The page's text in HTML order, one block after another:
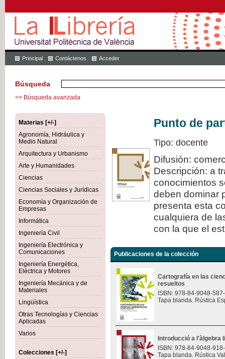
Principal Contáctenos Acceder
Búsqueda
>> Búsqueda avanzada
Materias [+/-]
Agronomía, Hidráulica y
Medio Natural
Arquitectura y Urbanismo
Arte y Humanidades
Ciencias
Ciencias Sociales y Jurídicas
Economía y Organización de
Empresas
Informática
Ingeniería Civil
Ingeniería Electrónica y
Comunicaciones
Ingeniería Energética,
Eléctrica y Motores
Ingeniería Mecánica y de
Materiales
Lingüística
Otras Tecnologías y Ciencias
Aplicadas
Varios
Colecciones [+/-]
Punto de
Tipo: docente
Difusión:
Descripción: a
conocimientos
deben dominar
presenta esta
cualquiera de
con la que el
Publicaciones de la colección
Cartografía en las
resueltos
ISBN: 978-84-9048-
Tapa blanda. Rústica
Introducció a l'àlgebra
ISBN: 978-84-9048-
Tapa blanda. Rústica